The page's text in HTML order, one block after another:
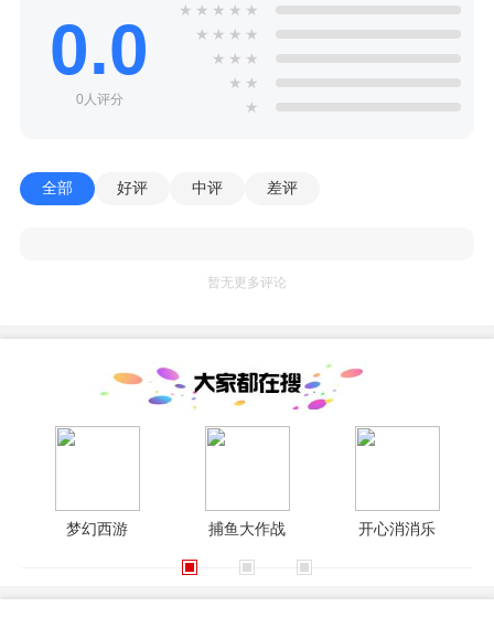
0.0
0人评分
★ ★ ★ ★ ★
★ ★ ★ ★
★ ★ ★
★ ★
★
全部 好评 中评 差评
暂无更多评论
梦幻西游 捕鱼大作战 开心消消乐